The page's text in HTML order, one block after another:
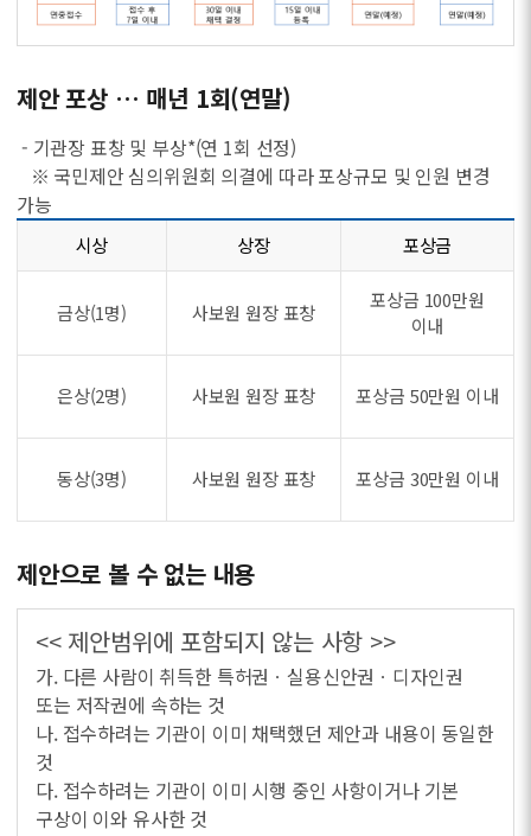
제안 포상 … 매년 1회(연말)
- 기관장 표창 및 부상*(연 1회 선정)
※ 국민제안 심의위원회 의결에 따라 포상규모 및 인원 변경
가능
시상 상장 포상금
금상(1명) 사보원 원장 표창
포상금 100만원
이내
은상(2명) 사보원 원장 표창 포상금 50만원 이내
동상(3명) 사보원 원장 표창 포상금 30만원 이내
제안으로 볼 수 없는 내용
<< 제안범위에 포함되지 않는 사항 >>
가. 다른 사람이 취득한 특허권ㆍ실용신안권ㆍ디자인권
또는 저작권에 속하는 것
나. 접수하려는 기관이 이미 채택했던 제안과 내용이 동일한
것
다. 접수하려는 기관이 이미 시행 중인 사항이거나 기본
구상이 이와 유사한 것